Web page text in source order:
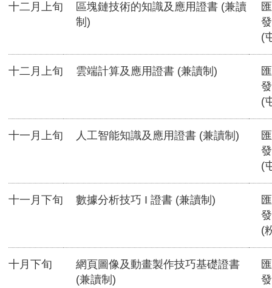
十二月上旬
區塊鏈技術的知識及應用證書 (兼讀
制)
(
十二月上旬 雲端計算及應用證書 (兼讀制)
(
十一月上旬 人工智能知識及應用證書 (兼讀制)
(
十一月下旬 數據分析技巧 I 證書 (兼讀制)
(
十月下旬
網頁圖像及動畫製作技巧基礎證書
(兼讀制)